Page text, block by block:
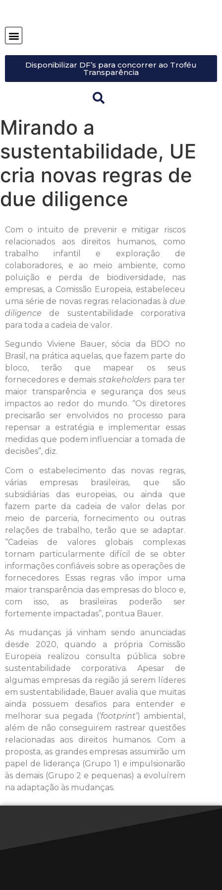
Disponibilizar DF’s para concorrer ao Troféu
Transparência
Mirando a
sustentabilidade, UE
cria novas regras de
due diligence
Com o intuito de prevenir e mitigar riscos
relacionados aos direitos humanos, como
trabalho infantil e exploração de
colaboradores, e ao meio ambiente, como
poluição e perda de biodiversidade, nas
empresas, a Comissão Europeia, estabeleceu
uma série de novas regras relacionadas à due
diligence de sustentabilidade corporativa
para toda a cadeia de valor.
Segundo Viviene Bauer, sócia da BDO no
Brasil, na prática aquelas, que fazem parte do
bloco, terão que mapear os seus
fornecedores e demais stakeholderspara ter
maior transparência e segurança dos seus
impactos ao redor do mundo. “Os diretores
precisarão ser envolvidos no processo para
repensar a estratégia e implementar essas
medidas que podem influenciar a tomada de
decisões”, diz.
Com o estabelecimento das novas regras,
várias empresas brasileiras, que são
subsidiárias das europeias, ou ainda que
fazem parte da cadeia de valor delas por
meio de parceria, fornecimento ou outras
relações de trabalho, terão que se adaptar.
“Cadeias de valores globais complexas
tornam particularmente difícil de se obter
informações confiáveis sobre as operações de
fornecedores. Essas regras vão impor uma
maior transparência das empresas do bloco e,
com isso, as brasileiras poderão ser
fortemente impactadas”, pontua Bauer.
As mudanças já vinham sendo anunciadas
desde 2020, quando a própria Comissão
Europeia realizou consulta pública sobre
sustentabilidade corporativa. Apesar de
algumas empresas da região já serem líderes
em sustentabilidade, Bauer avalia que muitas
ainda possuem desafios para entender e
melhorar sua pegada (‘footprint‘) ambiental,
além de não conseguirem rastrear questões
relacionadas aos direitos humanos. Com a
proposta, as grandes empresas assumirão um
papel de liderança (Grupo 1) e impulsionarão
às demais (Grupo 2 e pequenas) a evoluírem
na adaptação às mudanças.